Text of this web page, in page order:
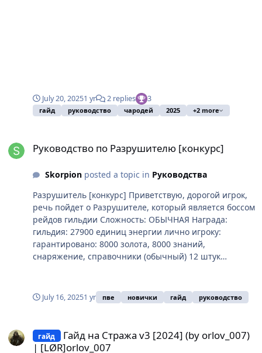
July 20, 20251 yr 2 replies 3
гайд руководство чародей 2025 +2 more
Руководство по Разрушителю [конкурс]
Skorpionposted a topic in Руководства
Разрушитель [конкурс] Приветствую, дорогой игрок,
речь пойдет о Разрушителе, который является боссом
рейдов гильдии Сложность: ОБЫЧНАЯ Награда:
гильдия: 27900 единиц энергии лично игроку:
гарантировано: 8000 золота, 8000 знаний,
снаряжение, справочники (обычный) 12 штук
(необычный), зачарованные чертежи Количество
минут Сложность: ВЫСОКАЯ Награда: гильдия: 32000
единиц энергии лично игроку: гарантировано: 9400
July 16, 20251 yr пве новички гайд руководство
гайд
Гайд на Стража v3 [2024] (by orlov_007)
| [LØR]orlov_007